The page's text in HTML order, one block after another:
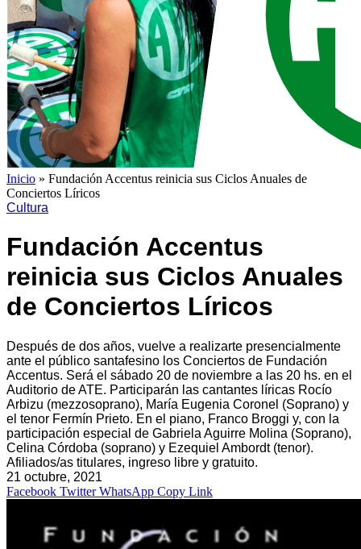
Inicio » Fundación Accentus reinicia sus Ciclos Anuales de
Conciertos Líricos
Cultura
Fundación Accentus
reinicia sus Ciclos Anuales
de Conciertos Líricos
Después de dos años, vuelve a realizarte presencialmente
ante el público santafesino los Conciertos de Fundación
Accentus. Será el sábado 20 de noviembre a las 20 hs. en el
Auditorio de ATE. Participarán las cantantes líricas Rocío
Arbizu (mezzosoprano), María Eugenia Coronel (Soprano) y
el tenor Fermín Prieto. En el piano, Franco Broggi y, con la
participación especial de Gabriela Aguirre Molina (Soprano),
Celina Córdoba (soprano) y Ezequiel Ambordt (tenor).
Afiliados/as titulares, ingreso libre y gratuito.
21 octubre, 2021
Facebook Twitter WhatsApp Copy Link